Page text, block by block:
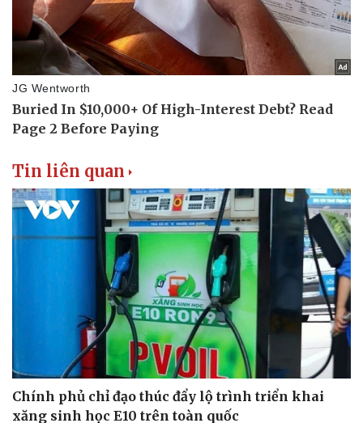
Thể thao
Bóng đá
Lịch thi đấu bóng đá
Thế giới thể thao
eSports
Hậu trường
Ô tô - Xe máy
Xe máy
Tư vấn
Tin liên quan
Chính phủ chỉ đạo thúc đẩy lộ trình triển khai
xăng sinh học E10 trên toàn quốc